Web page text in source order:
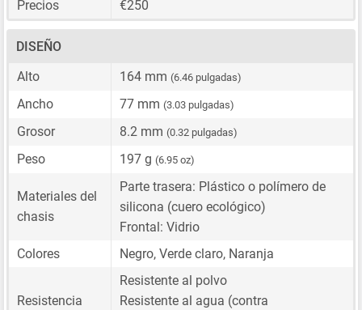
Precios
€250
DISEÑO
Alto
164 mm (6.46 pulgadas)
Ancho 77 mm (3.03 pulgadas)
Grosor 8.2 mm (0.32 pulgadas)
Peso 197 g (6.95 oz)
Materiales del
chasis
Parte trasera: Plástico o polímero de
silicona (cuero ecológico)
Frontal: Vidrio
Colores
Negro, Verde claro, Naranja
Resistencia
Resistente al polvo
Resistente al agua (contra